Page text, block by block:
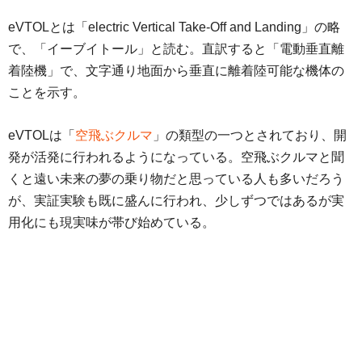
eVTOLとは「electric Vertical Take-Off and Landing」の略
で、「イーブイトール」と読む。直訳すると「電動垂直離
着陸機」で、文字通り地面から垂直に離着陸可能な機体の
ことを示す。
eVTOLは「 空飛ぶクルマ 」の類型の一つとされており、開
発が活発に行われるようになっている。空飛ぶクルマと聞
くと遠い未来の夢の乗り物だと思っている人も多いだろう
が、実証実験も既に盛んに行われ、少しずつではあるが実
用化にも現実味が帯び始めている。